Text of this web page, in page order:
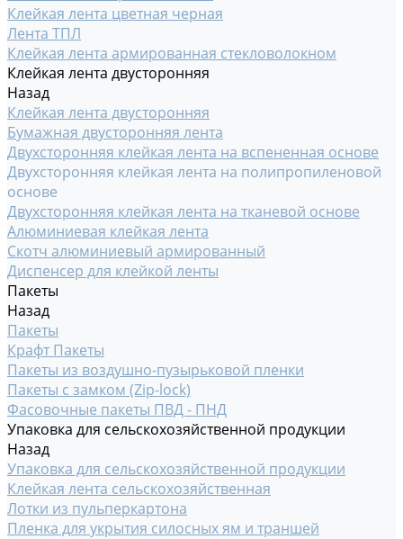
Клейкая лента цветная черная
Лента ТПЛ
Клейкая лента армированная стекловолокном
Клейкая лента двусторонняя
Назад
Клейкая лента двусторонняя
Бумажная двусторонняя лента
Двухсторонняя клейкая лента на вспененная основе
Двухсторонняя клейкая лента на полипропиленовой
основе
Двухсторонняя клейкая лента на тканевой основе
Алюминиевая клейкая лента
Скотч алюминиевый армированный
Диспенсер для клейкой ленты
Пакеты
Назад
Пакеты
Крафт Пакеты
Пакеты из воздушно-пузырьковой пленки
Пакеты с замком (Zip-lock)
Фасовочные пакеты ПВД - ПНД
Упаковка для сельскохозяйственной продукции
Назад
Упаковка для сельскохозяйственной продукции
Клейкая лента сельскохозяйственная
Лотки из пульперкартона
Пленка для укрытия силосных ям и траншей